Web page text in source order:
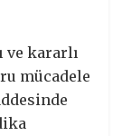
ve kararlı
mücadele